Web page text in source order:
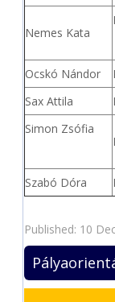
Nemes Kata
Ocskó Nándor
Sax Attila
Simon Zsófia
Szabó Dóra
Published: 10